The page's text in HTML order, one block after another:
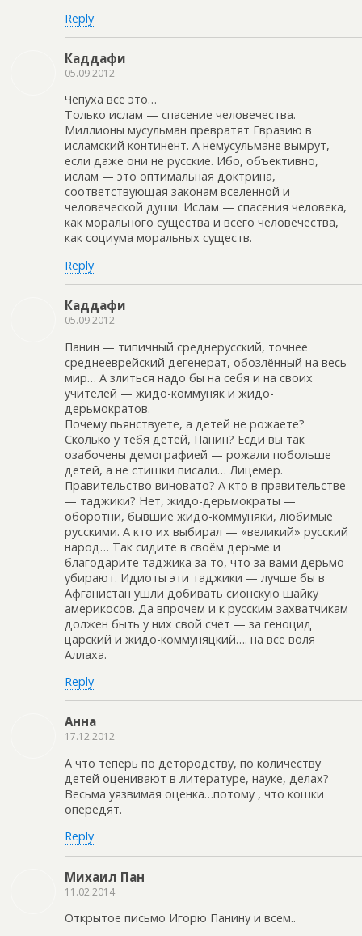
Reply
Каддафи
05.09.2012
Чепуха всё это…
Только ислам — спасение человечества.
Миллионы мусульман превратят Евразию в
исламский континент. А немусульмане вымрут,
если даже они не русские. Ибо, объективно,
ислам — это оптимальная доктрина,
соответствующая законам вселенной и
человеческой души. Ислам — спасения человека,
как морального существа и всего человечества,
как социума моральных существ.
Reply
Каддафи
05.09.2012
Панин — типичный среднерусский, точнее
среднееврейский дегенерат, обозлённый на весь
мир… А злиться надо бы на себя и на своих
учителей — жидо-коммуняк и жидо-
дерьмократов.
Почему пьянствуете, а детей не рожаете?
Сколько у тебя детей, Панин? Есди вы так
озабочены демографией — рожали побольше
детей, а не стишки писали… Лицемер.
Правительство виновато? А кто в правительстве
— таджики? Нет, жидо-дерьмократы —
оборотни, бывшие жидо-коммуняки, любимые
русскими. А кто их выбирал — «великий» русский
народ… Так сидите в своём дерьме и
благодарите таджика за то, что за вами дерьмо
убирают. Идиоты эти таджики — лучше бы в
Афганистан ушли добивать сионскую шайку
америкосов. Да впрочем и к русским захватчикам
должен быть у них свой счет — за геноцид
царский и жидо-коммуняцкий…. на всё воля
Аллаха.
Reply
Анна
17.12.2012
А что теперь по детородству, по количеству
детей оценивают в литературе, науке, делах?
Весьма уязвимая оценка…потому , что кошки
опередят.
Reply
Михаил Пан
11.02.2014
Открытое письмо Игорю Панину и всем..